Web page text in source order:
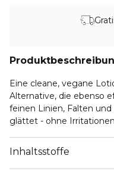
Eine cleane, vegane
Alternative, die ebenso
feinen Linien, Falten
glättet - ohne
Anwendung:
Nach der Reinigung 1-2
auftragen.
Inhaltsstoffe